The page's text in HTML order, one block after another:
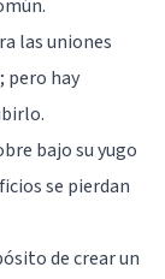
las uniones
pero hay
bajo su yugo
se pierdan
de crear un